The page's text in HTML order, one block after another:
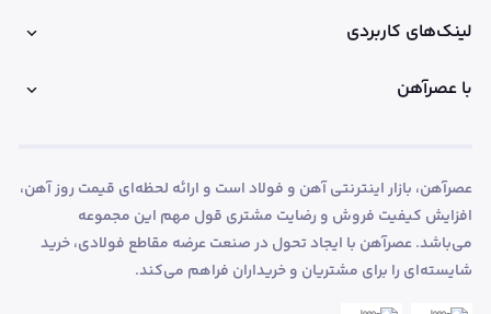
لینک‌های کاربردی
با عصرآهن
عصرآهن، بازار اینترنتی آهن و فولاد است و ارائه لحظه‌ای قیمت روز آهن،
افزایش کیفیت فروش و رضایت مشتری قول مهم این مجموعه
می‌باشد. عصرآهن با ایجاد تحول در صنعت عرضه مقاطع فولادی، خرید
شایسته‌ای را برای مشتریان و خریداران فراهم می‌کند.